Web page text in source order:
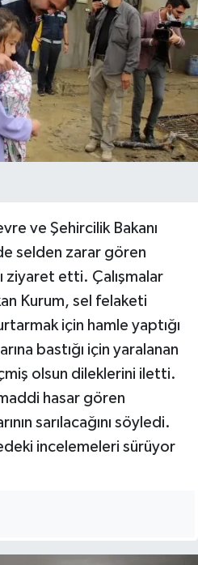
ve Şehircilik Bakanı
selden zarar gören
ziyaret etti. Çalışmalar
Kurum, sel felaketi
için hamle yaptığı
bastığı için yaralanan
olsun dileklerini iletti.
hasar gören
sarılacağını söyledi.
incelemeleri sürüyor